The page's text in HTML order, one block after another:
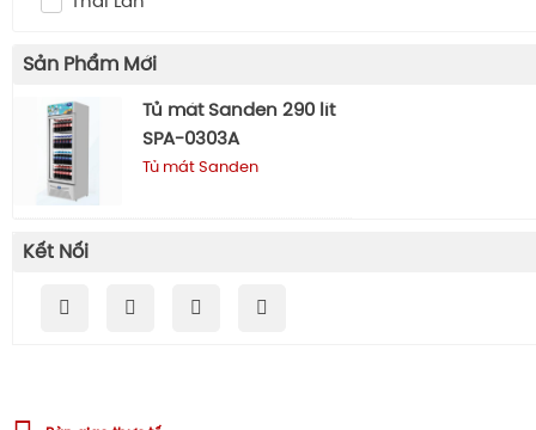
Sản Phẩm Mới
Tủ mát Sanden 290 lít
SPA-0303A
Tủ mát Sanden
Kết Nối